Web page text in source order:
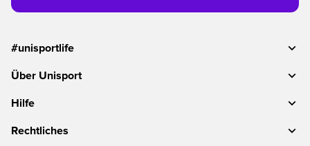
#unisportlife
Über Unisport
Hilfe
Rechtliches